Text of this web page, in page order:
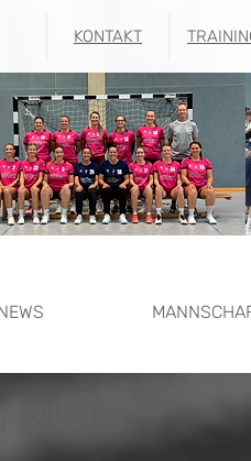
KONTAKT